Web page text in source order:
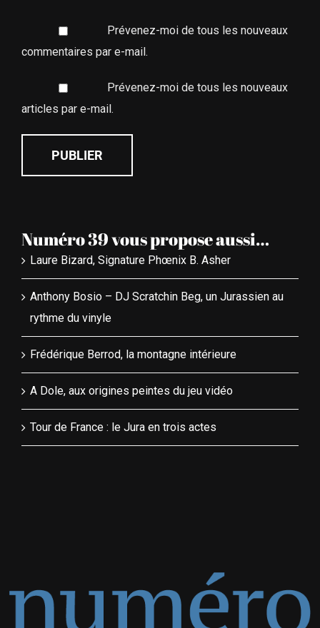
Prévenez-moi de tous les nouveaux
commentaires par e-mail.
Prévenez-moi de tous les nouveaux
articles par e-mail.
Numéro 39 vous propose aussi…
Laure Bizard, Signature Phœnix B. Asher
Anthony Bosio – DJ Scratchin Beg, un Jurassien au
rythme du vinyle
Frédérique Berrod, la montagne intérieure
A Dole, aux origines peintes du jeu vidéo
Tour de France : le Jura en trois actes